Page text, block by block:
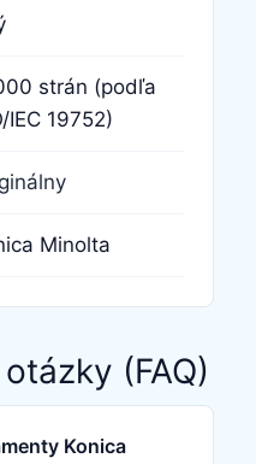
strán (podľa
IEC 19752)
Minolta
(FAQ)
Konica